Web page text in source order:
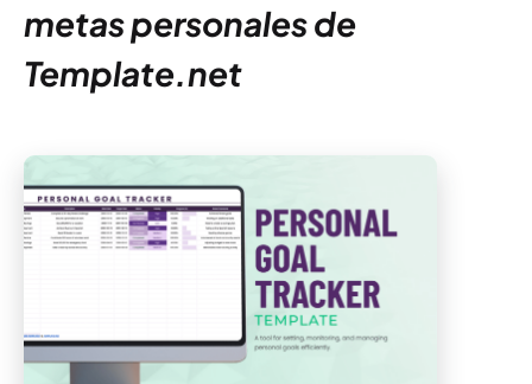
metas personales de
Template.net